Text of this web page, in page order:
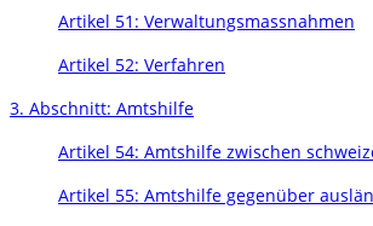
Artikel 51: Verwaltungsmassnahmen
Artikel 52: Verfahren
3. Abschnitt: Amtshilfe
Artikel 54: Amtshilfe zwischen
Artikel 55: Amtshilfe gegenüber